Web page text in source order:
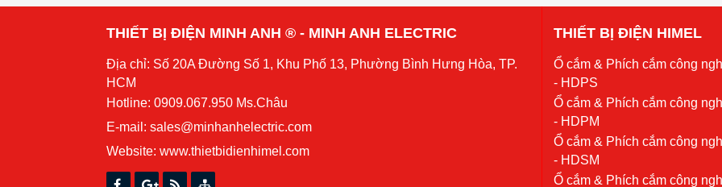
THIẾT BỊ ĐIỆN MINH ANH ® - MINH ANH ELECTRIC
Địa chỉ: Số 20A Đường Số 1, Khu Phố 13, Phường Bình Hưng Hòa, TP.
HCM
Hotline: 0909.067.950 Ms.Châu
E-mail: sales@minhanhelectric.com
Website: www.thietbidienhimel.com
THIẾT BỊ ĐIỆN HIMEL
Ổ cắm & Phích cắm công
- HDPS
Ổ cắm & Phích cắm công
- HDPM
Ổ cắm & Phích cắm công
- HDSM
Ổ cắm & Phích cắm công